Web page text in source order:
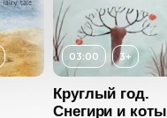
03:00 3+
Круглый год.
Снегири и коты